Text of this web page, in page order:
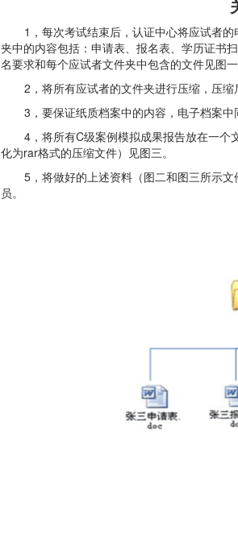
1 ，每次考试结束后，认证中心将应试者
夹中的内容包括：申请表、报名表、学历证书
名要求和每个应试者文件夹中包含的文件见图
2 ，将所有应试者的文件夹进行压缩，压缩
3 ，要保证纸质档案中的内容，电子档案中
4，将所有C级案例模拟成果报告放在一个
化为rar格式的压缩文件）见图三。
5，将做好的上述资料（图二和图三所示
员。